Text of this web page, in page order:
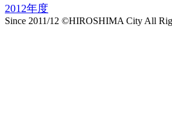
2012年度
Since 2011/12 ©HIROSHIMA City All